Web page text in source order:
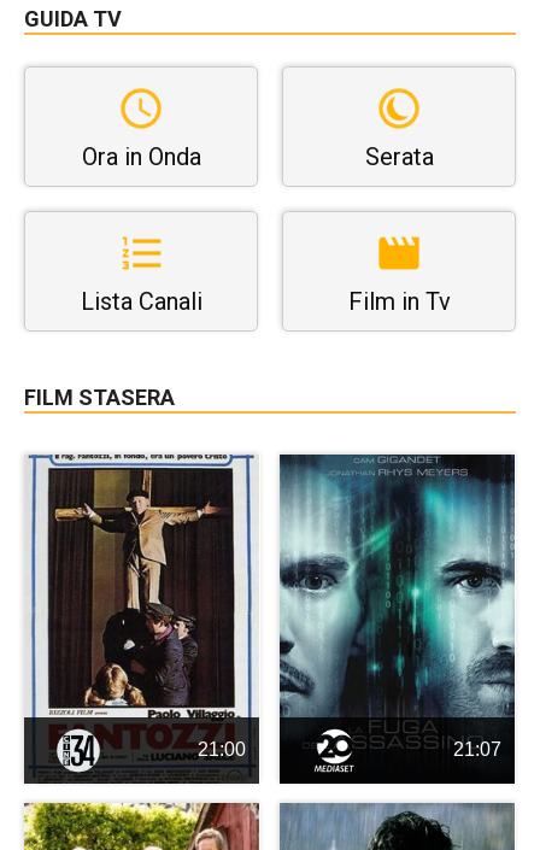
GUIDA TV
Ora in Onda Serata
Lista Canali Film in Tv
FILM STASERA
21:00 21:07